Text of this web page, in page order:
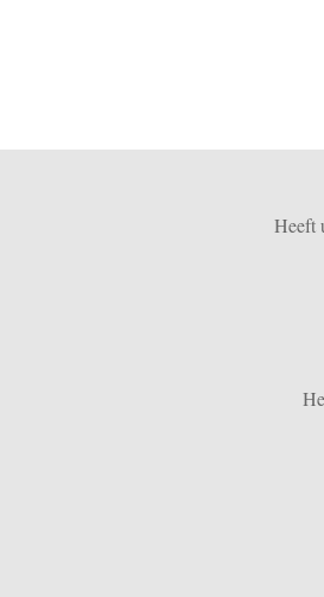
Heeft